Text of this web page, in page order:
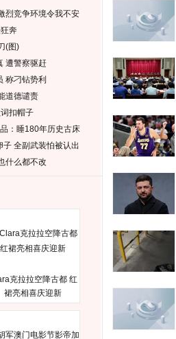
烈竞争环境令我不安
奔
(图)
遭警察驱赶
称刁钻势利
道德谴责
扣帽子
：睡180年历史古床
全副武装怕被认出
什么都不改
克拉拉空降古都 红
裙亮相喜庆迎新